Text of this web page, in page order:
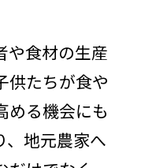
や食材の生産
供たちが食や
める機会にも
、地元農家へ